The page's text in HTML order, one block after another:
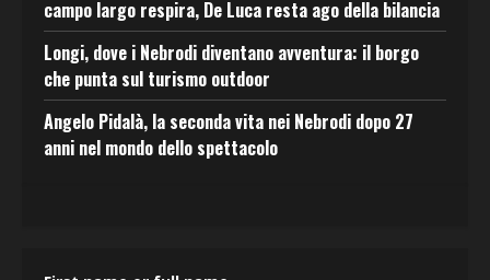
campo largo respira, De Luca resta ago della bilancia
Longi, dove i Nebrodi diventano avventura: il borgo
che punta sul turismo outdoor
Angelo Pidalà, la seconda vita nei Nebrodi dopo 27
anni nel mondo dello spettacolo